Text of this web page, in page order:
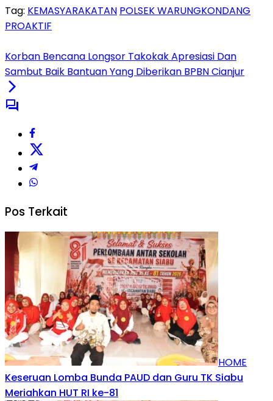
Tag: KEMASYARAKATAN POLSEK WARUNGKONDANG
PROAKTIF
Korban Bencana Longsor Takokak Apresiasi Dan
Sambut Baik Bantuan Yang Diberikan BPBN Cianjur
Pos Terkait
HOME
Keseruan Lomba Bunda PAUD dan Guru TK Siabu
Meriahkan HUT RI ke-81